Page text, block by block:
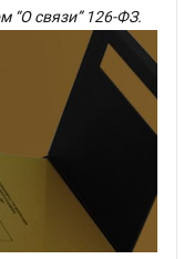
“О связи” 126-ФЗ.